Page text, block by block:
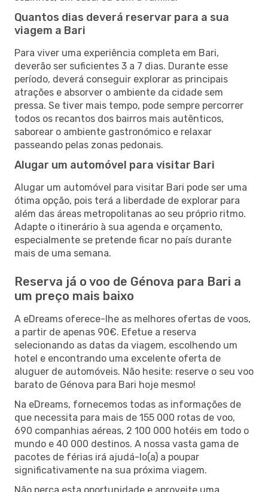
Quantos dias deverá reservar para a sua
viagem a Bari
Para viver uma experiência completa em Bari,
deverão ser suficientes 3 a 7 dias. Durante esse
período, deverá conseguir explorar as principais
atrações e absorver o ambiente da cidade sem
pressa. Se tiver mais tempo, pode sempre percorrer
todos os recantos dos bairros mais autênticos,
saborear o ambiente gastronómico e relaxar
passeando pelas zonas pedonais.
Alugar um automóvel para visitar Bari
Alugar um automóvel para visitar Bari pode ser uma
ótima opção, pois terá a liberdade de explorar para
além das áreas metropolitanas ao seu próprio ritmo.
Adapte o itinerário à sua agenda e orçamento,
especialmente se pretende ficar no país durante
mais de uma semana.
Reserva já o voo de Génova para Bari a
um preço mais baixo
A eDreams oferece-lhe as melhores ofertas de voos,
a partir de apenas 90€. Efetue a reserva
selecionando as datas da viagem, escolhendo um
hotel e encontrando uma excelente oferta de
aluguer de automóveis. Não hesite: reserve o seu voo
barato de Génova para Bari hoje mesmo!
Na eDreams, fornecemos todas as informações de
que necessita para mais de 155 000 rotas de voo,
690 companhias aéreas, 2 100 000 hotéis em todo o
mundo e 40 000 destinos. A nossa vasta gama de
pacotes de férias irá ajudá-lo(a) a poupar
significativamente na sua próxima viagem.